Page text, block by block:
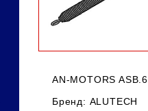
AN-MOTORS
Бренд: ALUTECH